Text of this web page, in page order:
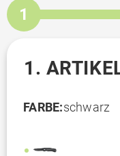
1
1.
FARBE:schwarz